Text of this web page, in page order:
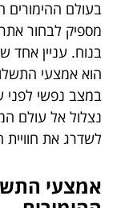
בעולם ההימורים
מספיק לבחור
בנוח. עניין
הוא אמצעי
במצב נפשי לפני
נצלול אל עולם
לשדרג את
אמצעי